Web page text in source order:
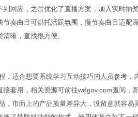
到回应，之后优化了直播方案，加入实时抽
节奏曲目可烘托活跃氛围，慢节奏曲目适配
清晰，查找很方便。
，适合想要系统学习互动技巧的人员参考
接套用，相关资源可前往wdgov.com查阅，
，市面上的产品质量差异大，没留意就容易